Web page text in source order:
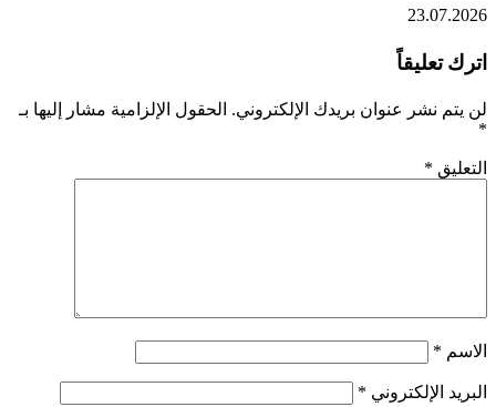
23.07.2026
اترك تعليقاً
لن يتم نشر عنوان بريدك الإلكتروني. الحقول الإلزامية مشار إليها بـ
*
التعليق *
الاسم *
البريد الإلكتروني *